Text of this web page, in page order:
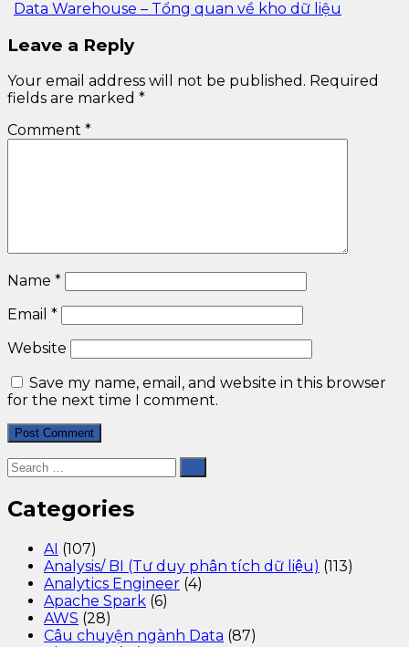
Data Warehouse – Tổng quan về kho dữ liệu
Leave a Reply
Your email address will not be published. Required
fields are marked *
Comment *
Name *
Email *
Website
Save my name, email, and website in this browser
for the next time I comment.
Categories
AI (107)
Analysis/ BI (Tư duy phân tích dữ liệu) (113)
Analytics Engineer (4)
Apache Spark (6)
AWS (28)
Câu chuyện ngành Data (87)